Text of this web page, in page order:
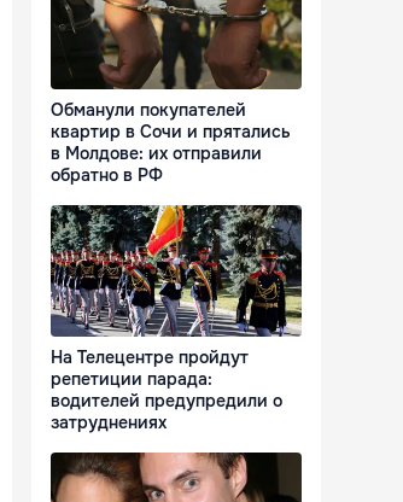
Обманули покупателей
квартир в Сочи и прятались
в Молдове: их отправили
обратно в РФ
На Телецентре пройдут
репетиции парада:
водителей предупредили о
затруднениях